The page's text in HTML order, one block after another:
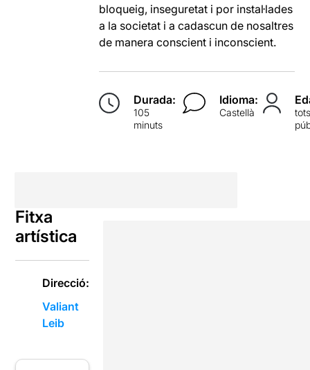
bloqueig, inseguretat i por instal·lades
a la societat i a cadascun de nosaltres
de manera conscient i inconscient.
Durada:
105
minuts
Idioma:
Castellà
Fitxa
artística
Direcció:
Valiant
Leib